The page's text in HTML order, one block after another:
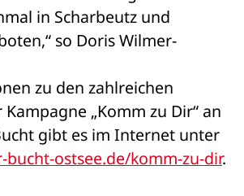
in Scharbeutz und
so Doris Wilmer-
zu den zahlreichen
„Komm zu Dir“ an
bucht-ostsee.de/komm-zu-dir.